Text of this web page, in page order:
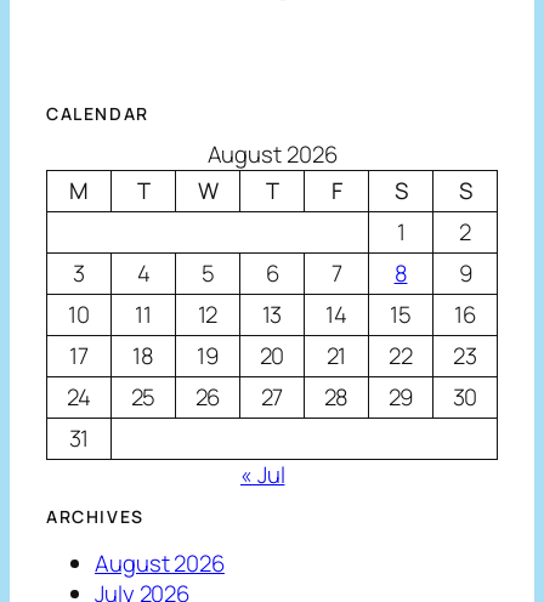
CALENDAR
August 2026
M
T W T F S
S
1
2
3
4 5 6 7 8
9
10
11 12 13 14 15
16
17
18 19 20 21 22
23
24
25 26 27 28 29
30
31
« Jul
ARCHIVES
August 2026
July 2026